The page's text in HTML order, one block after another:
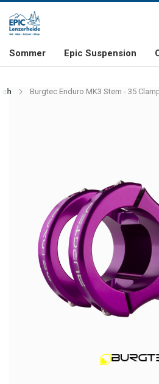
& FREERIDE-SPEZIALIST SCHWEIZER
Sommer Epic Suspension
Burgtec Enduro MK3 Stem - 35